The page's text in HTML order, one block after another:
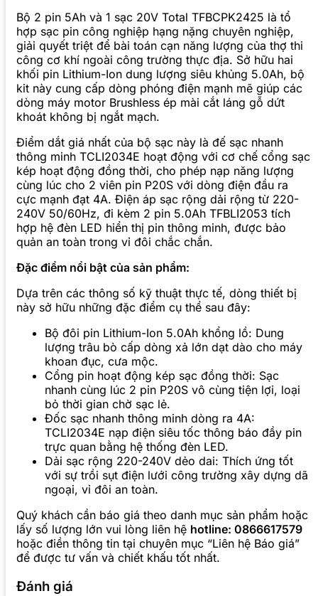
Bộ 2 pin 5Ah và 1 sạc 20V Total TFBCPK2425 là tổ
hợp sạc pin công nghiệp hạng nặng chuyên nghiệp,
giải quyết triệt để bài toán cạn năng lượng của thợ thi
công cơ khí ngoài công trường thực địa. Sở hữu hai
khối pin Lithium-Ion dung lượng siêu khủng 5.0Ah, bộ
kit này cung cấp dòng phóng điện mạnh mẽ giúp các
dòng máy motor Brushless ép mài cắt láng gỗ dứt
khoát không bị ngắt mạch.
Điểm dắt giá nhất của bộ sạc này là đế sạc nhanh
thông minh TCLI2034E hoạt động với cơ chế cổng sạc
kép hoạt động đồng thời, cho phép nạp năng lượng
cùng lúc cho 2 viên pin P20S với dòng điện đầu ra
cực mạnh đạt 4A. Điện áp sạc rộng dải rộng từ 220-
240V 50/60Hz, đi kèm 2 pin 5.0Ah TFBLI2053 tích
hợp hệ đèn LED hiển thị pin thông minh, được bảo
quản an toàn trong vỉ đôi chắc chắn.
Đặc điểm nổi bật của sản phẩm:
Dựa trên các thông số kỹ thuật thực tế, dòng thiết bị
này sở hữu những đặc điểm cụ thể sau đây:
Bộ đôi pin Lithium-Ion 5.0Ah khổng lồ: Dung
lượng trâu bò cấp dòng xả lớn dạt dào cho máy
khoan đục, cưa mộc.
Cổng pin hoạt động kép sạc đồng thời: Sạc
nhanh cùng lúc 2 pin P20S vô cùng tiện lợi, loại
bỏ thời gian chờ sạc lẻ.
Đốc sạc nhanh thông minh dòng ra 4A:
TCLI2034E nạp điện siêu tốc thông báo đầy pin
trực quan bằng hệ thống đèn LED.
Dải sạc rộng 220-240V dẻo dai: Thích ứng tốt
với sự trồi sụt điện lưới công trường xây dựng dã
ngoại, vỉ đôi an toàn.
Quý khách cần báo giá theo danh mục sản phẩm hoặc
lấy số lượng lớn vui lòng liên hệ hotline: 0866617579
hoặc điền thông tin tại chuyên mục “Liên hệ Báo giá”
để được tư vấn và chiết khấu tốt nhất.
Đánh giá